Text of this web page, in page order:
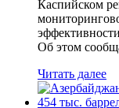
Каспийском
Об этом
Читать далее